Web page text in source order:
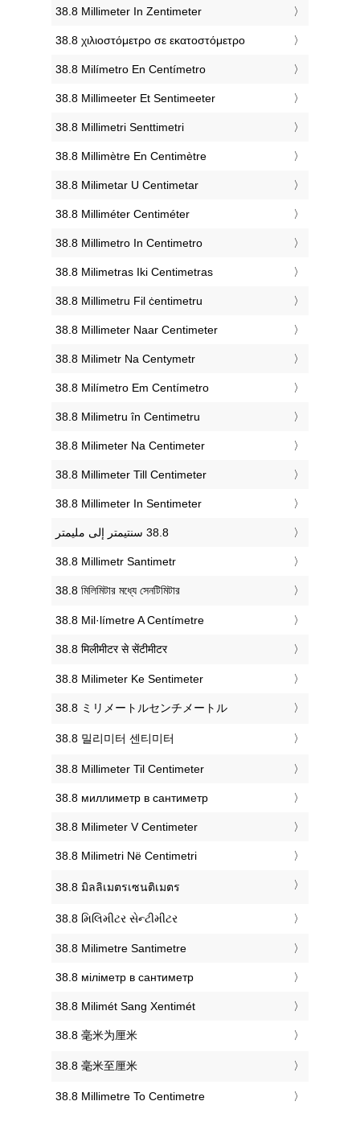
‎38.8 Millimeter In Zentimeter
‎38.8 χιλιοστόμετρο σε εκατοστόμετρο
‎38.8 Milímetro En Centímetro
‎38.8 Millimeeter Et Sentimeeter
‎38.8 Millimetri Senttimetri
‎38.8 Millimètre En Centimètre
‎38.8 Milimetar U Centimetar
‎38.8 Milliméter Centiméter
‎38.8 Millimetro In Centimetro
‎38.8 Milimetras Iki Centimetras
‎38.8 Millimetru Fil ċentimetru
‎38.8 Millimeter Naar Centimeter
‎38.8 Milimetr Na Centymetr
‎38.8 Milímetro Em Centímetro
‎38.8 Milimetru în Centimetru
‎38.8 Milimeter Na Centimeter
‎38.8 Millimeter Till Centimeter
‎38.8 Millimeter In Sentimeter
‎38.8 Millimetr Santimetr
‎38.8 মিলিমিটার মধ্যে সেনটিমিটার
‎38.8 Mil·límetre A Centímetre
‎38.8 मिलीमीटर से सेंटीमीटर
‎38.8 Milimeter Ke Sentimeter
‎38.8 ミリメートルセンチメートル
‎38.8 밀리미터 센티미터
‎38.8 Millimeter Til Centimeter
‎38.8 миллиметр в сантиметр
‎38.8 Milimeter V Centimeter
‎38.8 Milimetri Në Centimetri
‎38.8 มิลลิเมตรเซนติเมตร
‎38.8 મિલિમીટર સેન્ટીમીટર
‎38.8 Milimetre Santimetre
‎38.8 міліметр в сантиметр
‎38.8 Milimét Sang Xentimét
‎38.8 毫米为厘米
‎38.8 毫米至厘米
‎38.8 Millimetre To Centimetre